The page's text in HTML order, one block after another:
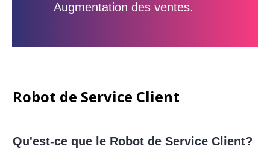
Augmentation des ventes.
Robot de Service Client
Qu'est-ce que le Robot de Service Client?